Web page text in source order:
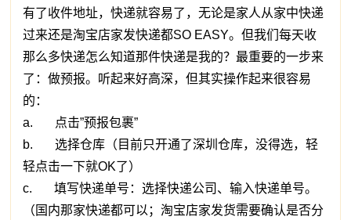
有了收件地址，快递就容易了，无论是家人从家中快递
过来还是淘宝店家发快递都SO EASY。但我们每天收
那么多快递怎么知道那件快递是我的？最重要的一步来
了：做预报。听起来好高深，但其实操作起来很容易
的：
a. 点击”预报包裹”
b. 选择仓库（目前只开通了深圳仓库，没得选，轻
轻点击一下就OK了）
c. 填写快递单号：选择快递公司、输入快递单号。
（国内那家快递都可以；淘宝店家发货需要确认是否分